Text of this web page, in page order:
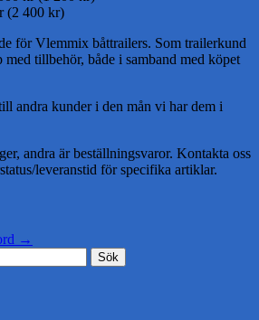
(2 400 kr)
för Vlemmix båttrailers. Som trailerkund
tillbehör, både i samband med köpet
andra kunder i den mån vi har dem i
andra är beställningsvaror. Kontakta oss
leveranstid för specifika artiklar.
→